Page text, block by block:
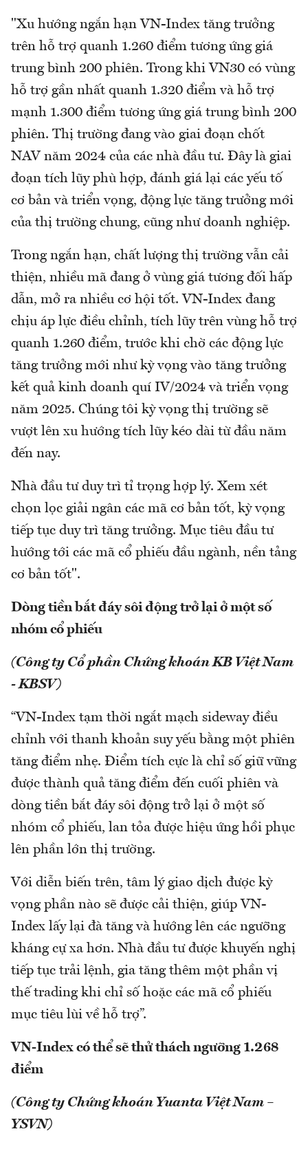
"Xu hướng ngắn hạn VN-Index tăng trưởng
trên hỗ trợ quanh 1.260 điểm tương ứng giá
trung bình 200 phiên. Trong khi VN30 có vùng
hỗ trợ gần nhất quanh 1.320 điểm và hỗ trợ
mạnh 1.300 điểm tương ứng giá trung bình 200
phiên. Thị trường đang vào giai đoạn chốt
NAV năm 2024 của các nhà đầu tư. Đây là giai
đoạn tích lũy phù hợp, đánh giá lại các yếu tố
cơ bản và triển vọng, động lực tăng trưởng mới
của thị trường chung, cũng như doanh nghiệp.
Trong ngắn hạn, chất lượng thị trường vẫn cải
thiện, nhiều mã đang ở vùng giá tương đối hấp
dẫn, mở ra nhiều cơ hội tốt. VN-Index đang
chịu áp lực điều chỉnh, tích lũy trên vùng hỗ trợ
quanh 1.260 điểm, trước khi chờ các động lực
tăng trưởng mới như kỳ vọng vào tăng trưởng
kết quả kinh doanh quí IV/2024 và triển vọng
năm 2025. Chúng tôi kỳ vọng thị trường sẽ
vượt lên xu hướng tích lũy kéo dài từ đầu năm
đến nay.
Nhà đầu tư duy trì tỉ trọng hợp lý. Xem xét
chọn lọc giải ngân các mã cơ bản tốt, kỳ vọng
tiếp tục duy trì tăng trưởng. Mục tiêu đầu tư
hướng tới các mã cổ phiếu đầu ngành, nền tảng
cơ bản tốt".
Dòng tiền bắt đáy sôi động trở lại ở một số
nhóm cổ phiếu
(Công ty Cổ phần Chứng khoán KB Việt Nam
- KBSV)
“VN-Index tạm thời ngắt mạch sideway điều
chỉnh với thanh khoản suy yếu bằng một phiên
tăng điểm nhẹ. Điểm tích cực là chỉ số giữ vững
được thành quả tăng điểm đến cuối phiên và
dòng tiền bắt đáy sôi động trở lại ở một số
nhóm cổ phiếu, lan tỏa được hiệu ứng hồi phục
lên phần lớn thị trường.
Với diễn biến trên, tâm lý giao dịch được kỳ
vọng phần nào sẽ được cải thiện, giúp VN-
Index lấy lại đà tăng và hướng lên các ngưỡng
kháng cự xa hơn. Nhà đầu tư được khuyến nghị
tiếp tục trải lệnh, gia tăng thêm một phần vị
thế trading khi chỉ số hoặc các mã cổ phiếu
mục tiêu lùi về hỗ trợ”.
VN-Index có thể sẽ thử thách ngưỡng 1.268
điểm
(Công ty Chứng khoán Yuanta Việt Nam –
YSVN)